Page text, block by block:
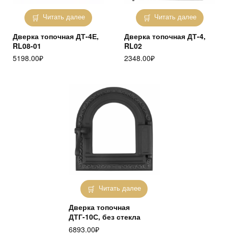
Читать далее
Дверка топочная ДТ-4Е,
RL08-01
5198.00₽
Читать далее
Дверка топочная ДТ-4,
RL02
2348.00₽
Читать далее
Дверка топочная
ДТГ-10С, без стекла
6893.00₽